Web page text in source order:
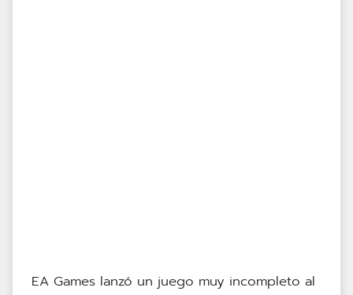
EA Games lanzó un juego muy incompleto al